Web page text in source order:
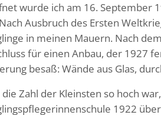
wurde ich am 16. September
Ausbruch des Ersten
in meinen Mauern. Nach
für einen Anbau, der 1927
besaß: Wände aus Glas,
Zahl der Kleinsten so hoch
1922